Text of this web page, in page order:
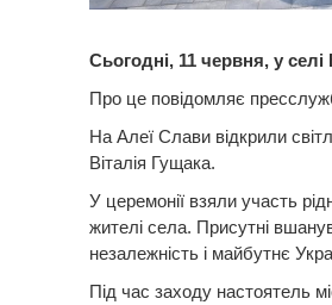
Сьогодні, 11 червня, у
Про це повідомляє
На Алеї Слави відкрили
Віталія Гущака.
У церемонії взяли участь
жителі села. Присутні
незалежність і майбутнє
Під час заходу настоятель